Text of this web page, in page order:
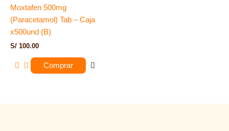
Moxtafen 500mg
(Paracetamol) Tab – Caja
x500und (B)
S/ 100.00
Comprar